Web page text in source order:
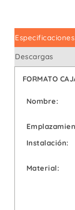
Especificaciones
Descargas
FORMATO
Nombre:
Instalación:
Material: